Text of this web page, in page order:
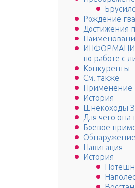
Рождение
Достижения
по работе с
Конкуренты
См. также
Применение
История
Шнекоходы
Для чего она
Боевое
Обнаружение
Навигация
История